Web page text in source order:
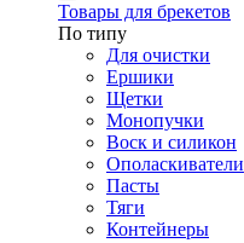
Товары для брекетов
По типу
Для очистки
Ершики
Щетки
Монопучки
Воск и силикон
Ополаскиватели
Пасты
Тяги
Контейнеры